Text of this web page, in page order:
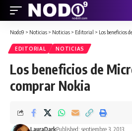
Nodo9 > Noticias > Noticias > Editorial > Los beneficios
EDITORIAL NOTICIAS
Los beneficios de
comprar Nokia
LauraDarkPublished: septiembre 3, 2013